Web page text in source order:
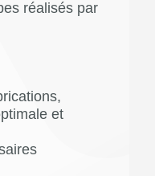
réalisés par
et